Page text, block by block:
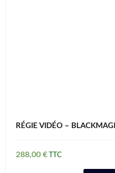
RÉGIE VIDÉO –
288,00 €